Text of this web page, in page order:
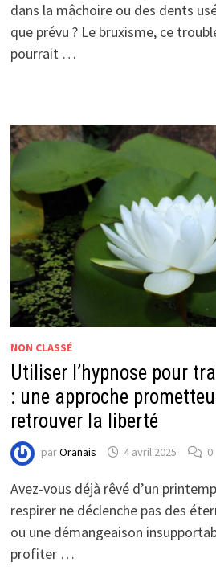
dans la mâchoire ou des dents
que prévu ? Le bruxisme, ce
pourrait …
NON CLASSÉ
Utiliser l’hypnose pour
: une approche
retrouver la liberté
parOranais 4 avril 2025 0
Avez-vous déjà rêvé d’un
respirer ne déclenche pas des
ou une démangeaison
profiter …